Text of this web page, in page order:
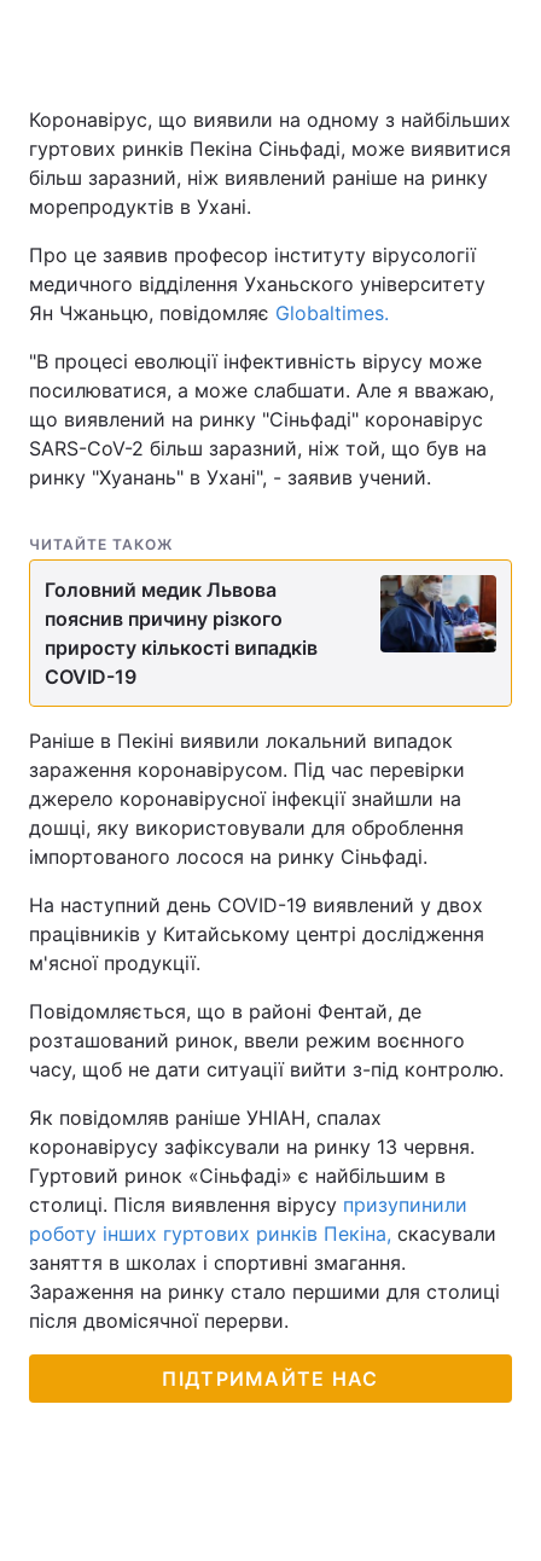
Коронавірус, що виявили на одному з найбільших
гуртових ринків Пекіна Сіньфаді, може виявитися
більш заразний, ніж виявлений раніше на ринку
морепродуктів в Ухані.
Про це заявив професор інституту вірусології
медичного відділення Уханьского університету
Ян Чжаньцю, повідомляє Globaltimes.
"В процесі еволюції інфективність вірусу може
посилюватися, а може слабшати. Але я вважаю,
що виявлений на ринку "Сіньфаді" коронавірус
SARS-CoV-2 більш заразний, ніж той, що був на
ринку "Хуанань" в Ухані", - заявив учений.
ЧИТАЙТЕ ТАКОЖ
Головний медик Львова
пояснив причину різкого
приросту кількості випадків
COVID-19
Раніше в Пекіні виявили локальний випадок
зараження коронавірусом. Під час перевірки
джерело коронавірусної інфекції знайшли на
дошці, яку використовували для оброблення
імпортованого лосося на ринку Сіньфаді.
На наступний день COVID-19 виявлений у двох
працівників у Китайському центрі дослідження
м'ясної продукції.
Повідомляється, що в районі Фентай, де
розташований ринок, ввели режим воєнного
часу, щоб не дати ситуації вийти з-під контролю.
Як повідомляв раніше УНІАН, спалах
коронавірусу зафіксували на ринку 13 червня.
Гуртовий ринок «Сіньфаді» є найбільшим в
столиці. Після виявлення вірусу призупинили
роботу інших гуртових ринків Пекіна, скасували
заняття в школах і спортивні змагання.
Зараження на ринку стало першими для столиці
після двомісячної перерви.
ПІДТРИМАЙТЕ НАС